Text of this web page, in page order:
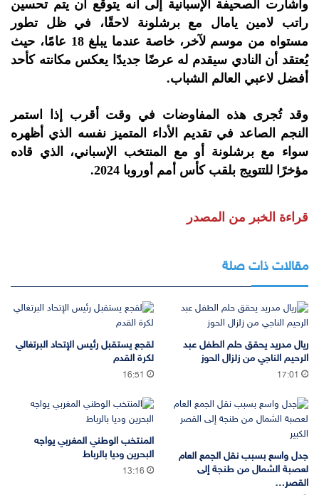
وأشارت الصحيفة الإسبانية إلى أنه يتوقع أن يتم تحسين
راتب لامين يامال مع برشلونة لاحقًا، في ظل تطور
مستواه من موسم لآخر، خاصة عندما يبلغ 18 عامًا، حيث
يُعتقد أن النادي سيقدم له عرضًا جديدًا يعكس مكانته كأحد
أفضل لاعبي العالم الشباب.
وقد تُجرى هذه المفاوضات في وقت أقرب إذا استمر
النجم الصاعد في تقديم الأداء المتميز نفسه الذي أظهره
سواء مع برشلونة أو مع المنتخب الإسباني، الذي قاده
مؤخرًا للتتويج بلقب كأس أمم أوروبا 2024.
قراءة الخبر من المصدر
مقالات ذات صلة
ريال مدريد يحقق حلم الطفل عبد
الرحيم الناجي من زلزال الحوز
17:01
لقجع يستقبل رئيس الإتحاد البرتغالي
لكرة القدم
16:51
جدل واسع بسبب نقل الجمع العام
لعصبة الشمال من طنجة إلى
القصر…
المنتخب الوطني المغربي يواجه
البحرين وديا بالرباط
13:16